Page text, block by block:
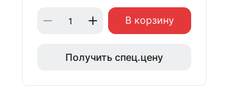
В корзину
Получить спец.цену